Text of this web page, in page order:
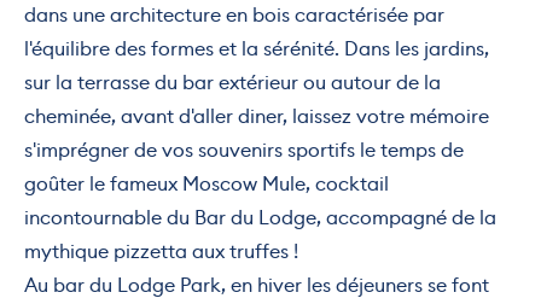
dans une architecture en bois caractérisée par
l'équilibre des formes et la sérénité. Dans les jardins,
sur la terrasse du bar extérieur ou autour de la
cheminée, avant d'aller diner, laissez votre mémoire
s'imprégner de vos souvenirs sportifs le temps de
goûter le fameux Moscow Mule, cocktail
incontournable du Bar du Lodge, accompagné de la
mythique pizzetta aux truffes !
Au bar du Lodge Park, en hiver les déjeuners se font